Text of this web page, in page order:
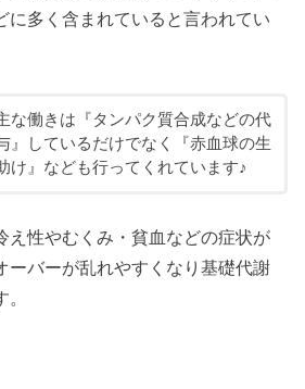
に多く含まれていると言われてい
な働きは『タンパク質合成などの代
』しているだけでなく『赤血球の生
け』なども行ってくれています♪
え性やむくみ・貧血などの症状が
ーバーが乱れやすくなり基礎代謝